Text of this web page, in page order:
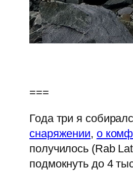
===
Года три я
снаряжении, о
получилось (Rab
подмокнуть до 4